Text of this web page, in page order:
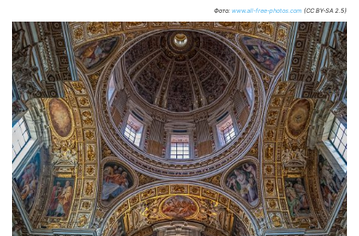
Фото: www.all-free-photos.com (CC BY-SA 2.5)